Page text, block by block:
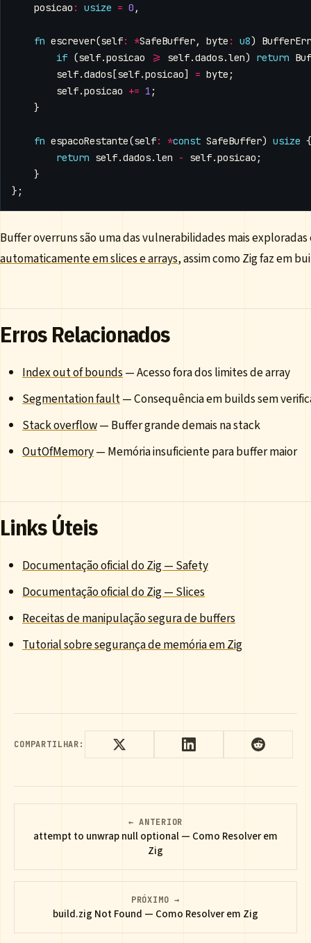
posicao : usize = 0 ,
fn escrever(self: *SafeBuffer, byte : u8)
if (self.posicao >= self.dados.len) return
self.dados [self.posicao] = byte ;
self.posicao += 1 ;
}
fn espacoRestante(self: *const SafeBuffer) usize {
return self.dados.len - self.posicao ;
}
};
Buffer overruns são uma das vulnerabilidades mais exploradas
automaticamente em slices e arrays, assim como Zig faz em
Erros Relacionados
Index out of bounds— Acesso fora dos limites de array
Segmentation fault— Consequência em builds sem
Stack overflow— Buffer grande demais na stack
OutOfMemory— Memória insuficiente para buffer maior
Links Úteis
Documentação oficial do Zig — Safety
Documentação oficial do Zig — Slices
Receitas de manipulação segura de buffers
Tutorial sobre segurança de memória em Zig
COMPARTILHAR:
← ANTERIOR
attempt to unwrap null optional — Como Resolver em
Zig
PRÓXIMO →
build.zig Not Found — Como Resolver em Zig